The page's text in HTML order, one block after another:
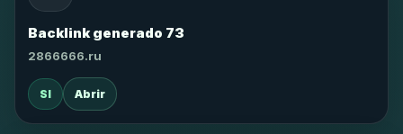
Backlink generado 73
2866666.ru
SI Abrir